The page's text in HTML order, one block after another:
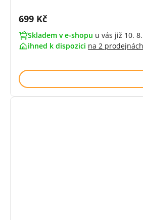
Cena s DPH:
699 Kč
Skladem v e-shopu u vás již 10. 8.
ihned k dispozici na 2 prodejnách